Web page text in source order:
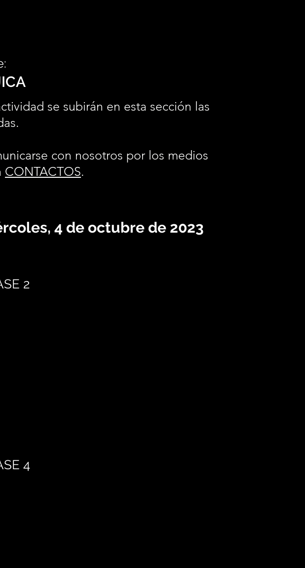
se subirán en esta sección las
con nosotros por los medios
CONTACTOS.
4 de octubre de 2023
2
4